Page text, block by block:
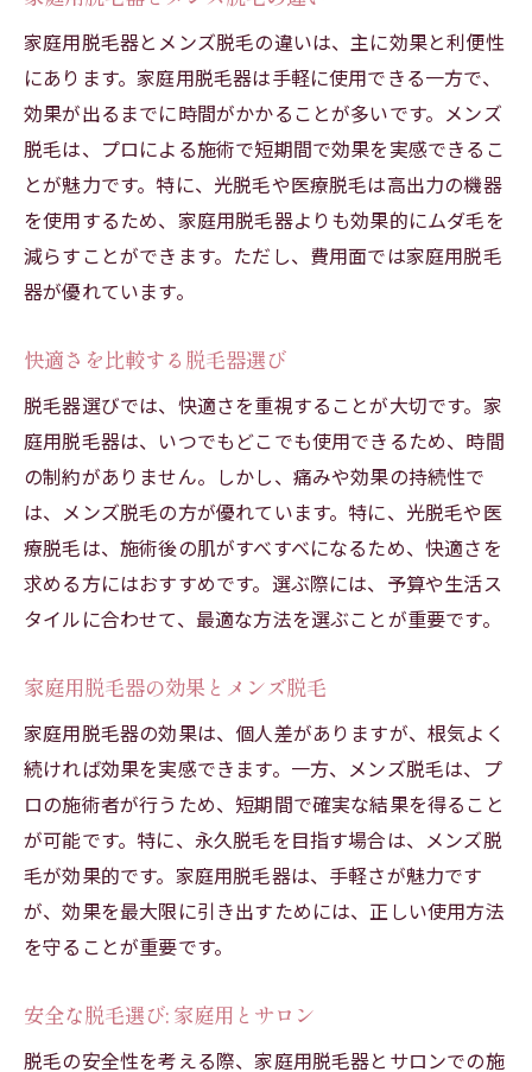
家庭用脱毛器とメンズ脱毛の違いは、主に効果と利便性
にあります。家庭用脱毛器は手軽に使用できる一方で、
効果が出るまでに時間がかかることが多いです。メンズ
脱毛は、プロによる施術で短期間で効果を実感できるこ
とが魅力です。特に、光脱毛や医療脱毛は高出力の機器
を使用するため、家庭用脱毛器よりも効果的にムダ毛を
減らすことができます。ただし、費用面では家庭用脱毛
器が優れています。
快適さを比較する脱毛器選び
脱毛器選びでは、快適さを重視することが大切です。家
庭用脱毛器は、いつでもどこでも使用できるため、時間
の制約がありません。しかし、痛みや効果の持続性で
は、メンズ脱毛の方が優れています。特に、光脱毛や医
療脱毛は、施術後の肌がすべすべになるため、快適さを
求める方にはおすすめです。選ぶ際には、予算や生活ス
タイルに合わせて、最適な方法を選ぶことが重要です。
家庭用脱毛器の効果とメンズ脱毛
家庭用脱毛器の効果は、個人差がありますが、根気よく
続ければ効果を実感できます。一方、メンズ脱毛は、プ
ロの施術者が行うため、短期間で確実な結果を得ること
が可能です。特に、永久脱毛を目指す場合は、メンズ脱
毛が効果的です。家庭用脱毛器は、手軽さが魅力です
が、効果を最大限に引き出すためには、正しい使用方法
を守ることが重要です。
安全な脱毛選び: 家庭用とサロン
脱毛の安全性を考える際、家庭用脱毛器とサロンでの施